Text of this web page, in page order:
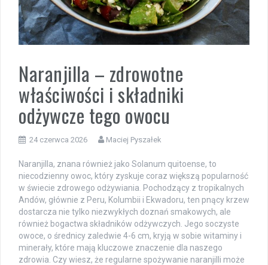
Naranjilla – zdrowotne
właściwości i składniki
odżywcze tego owocu
24 czerwca 2026 Maciej Pyszałek
Naranjilla, znana również jako Solanum quitoense, to
niecodzienny owoc, który zyskuje coraz większą popularność
w świecie zdrowego odżywiania. Pochodzący z tropikalnych
Andów, głównie z Peru, Kolumbii i Ekwadoru, ten pnący krzew
dostarcza nie tylko niezwykłych doznań smakowych, ale
również bogactwa składników odżywczych. Jego soczyste
owoce, o średnicy zaledwie 4-6 cm, kryją w sobie witaminy i
minerały, które mają kluczowe znaczenie dla naszego
zdrowia. Czy wiesz, że regularne spożywanie naranjilli może